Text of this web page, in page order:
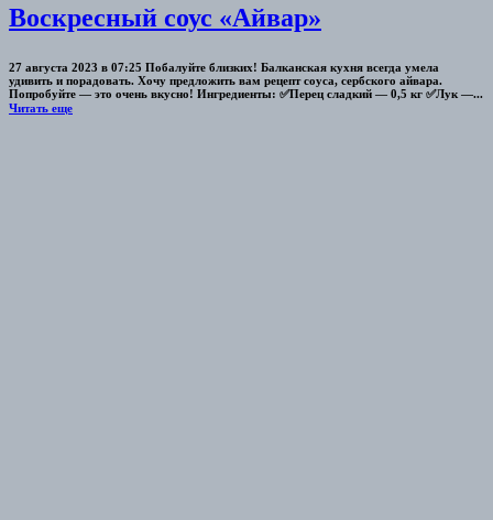
Воскресный соус «Айвар»
27 августа 2023 в 07:25 Побалуйте близких! Балканская кухня всегда умела
удивить и порадовать. Хочу предложить вам рецепт соуса, сербского айвара.
Попробуйте — это очень вкусно! Ингредиенты: ✅Перец сладкий — 0,5 кг ✅Лук —...
Читать еще